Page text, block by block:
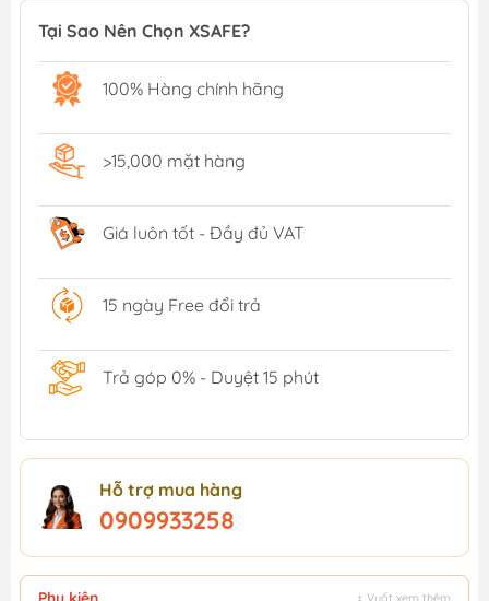
Tại Sao Nên Chọn XSAFE?
100% Hàng chính hãng
>15,000 mặt hàng
Giá luôn tốt - Đầy đủ VAT
15 ngày Free đổi trả
Trả góp 0% - Duyệt 15 phút
Hỗ trợ mua hàng
0909933258
↕ Vuốt xem thêm